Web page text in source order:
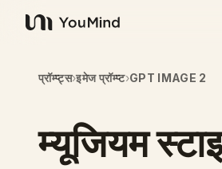
YouMind
प्रॉम्प्ट्स›इमेज प्रॉम्प्ट›GPT IMAGE 2
म्यूजियम